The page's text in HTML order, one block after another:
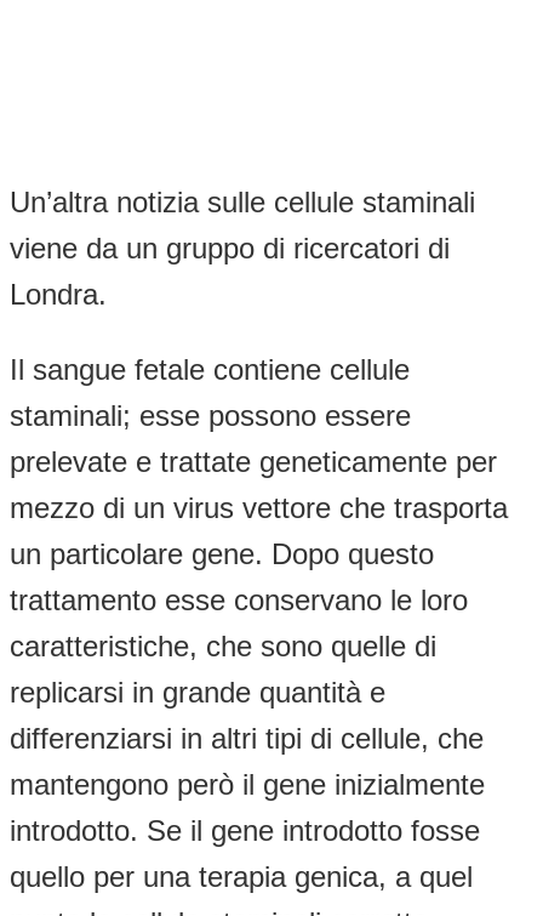
Un’altra notizia sulle cellule staminali
viene da un gruppo di ricercatori di
Londra.
Il sangue fetale contiene cellule
staminali; esse possono essere
prelevate e trattate geneticamente per
mezzo di un virus vettore che trasporta
un particolare gene. Dopo questo
trattamento esse conservano le loro
caratteristiche, che sono quelle di
replicarsi in grande quantità e
differenziarsi in altri tipi di cellule, che
mantengono però il gene inizialmente
introdotto. Se il gene introdotto fosse
quello per una terapia genica, a quel